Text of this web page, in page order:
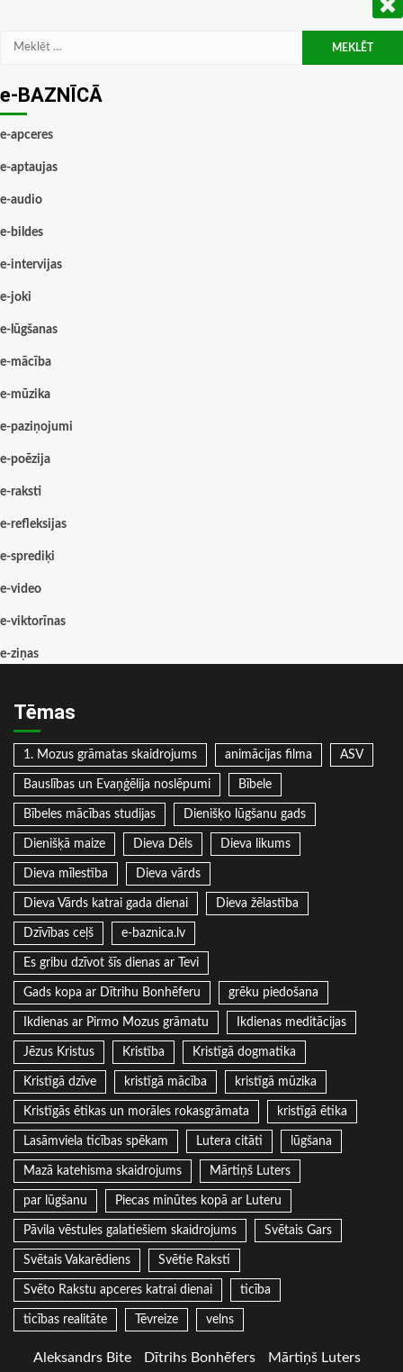
Meklēt:
e-BAZNĪCĀ
e-apceres
e-aptaujas
e-audio
e-bildes
e-intervijas
e-joki
e-lūgšanas
e-mācība
e-mūzika
e-paziņojumi
e-poēzija
e-raksti
e-refleksijas
e-sprediķi
e-video
e-viktorīnas
e-ziņas
Tēmas
1. Mozus grāmatas skaidrojums animācijas filma ASV
Bauslības un Evaņģēlija noslēpumi Bībele
Bībeles mācības studijas Dienišķo lūgšanu gads
Dienišķā maize Dieva Dēls Dieva likums
Dieva mīlestība Dieva vārds
Dieva Vārds katrai gada dienai Dieva žēlastība
Dzīvības ceļš e-baznica.lv
Es gribu dzīvot šīs dienas ar Tevi
Gads kopa ar Dītrihu Bonhēferu grēku piedošana
Ikdienas ar Pirmo Mozus grāmatu Ikdienas meditācijas
Jēzus Kristus Kristība Kristīgā dogmatika
Kristīgā dzīve kristīgā mācība kristīgā mūzika
Kristīgās ētikas un morāles rokasgrāmata kristīgā ētika
Lasāmviela ticības spēkam Lutera citāti lūgšana
Mazā katehisma skaidrojums Mārtiņš Luters
par lūgšanu Piecas minūtes kopā ar Luteru
Pāvila vēstules galatiešiem skaidrojums Svētais Gars
Svētais Vakarēdiens Svētie Raksti
Svēto Rakstu apceres katrai dienai ticība
ticības realitāte Tēvreize velns
Aleksandrs Bite Dītrihs Bonhēfers Mārtiņš Luters